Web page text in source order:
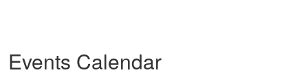
Events Calendar